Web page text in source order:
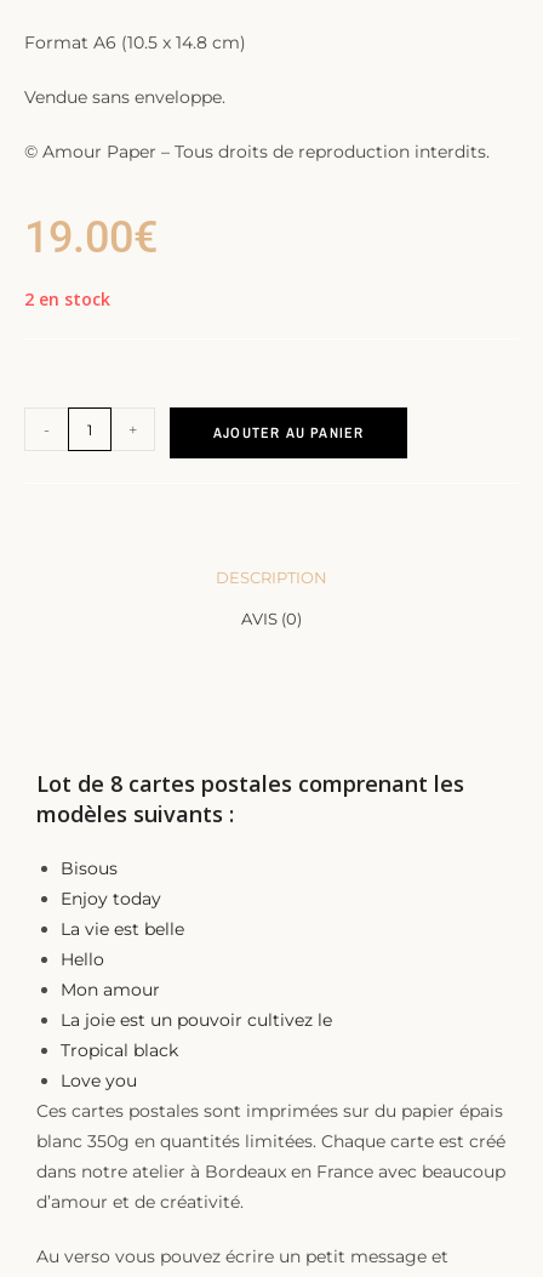
Format A6 (10.5 x 14.8 cm)
Vendue sans enveloppe.
© Amour Paper – Tous droits de reproduction interdits.
19.00€
2 en stock
- + AJOUTER AU PANIER
DESCRIPTION
AVIS (0)
Lot de 8 cartes postales comprenant les
modèles suivants :
Bisous
Enjoy today
La vie est belle
Hello
Mon amour
La joie est un pouvoir cultivez le
Tropical black
Love you
Ces cartes postales sont imprimées sur du papier épais
blanc 350g en quantités limitées. Chaque carte est créé
dans notre atelier à Bordeaux en France avec beaucoup
d’amour et de créativité.
Au verso vous pouvez écrire un petit message et